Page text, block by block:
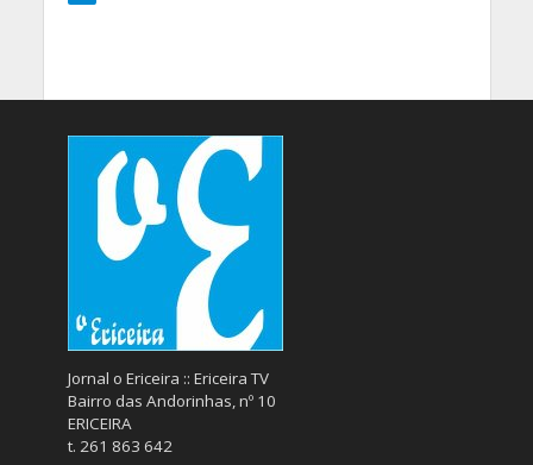
Jornal o Ericeira :: Ericeira TV
Bairro das Andorinhas, nº 10
ERICEIRA
t. 261 863 642